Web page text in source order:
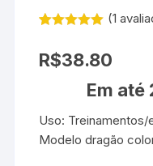
como
de 5, com
avaliação de
(1
R$38.80
Em até
Uso: Treinamentos/
Modelo dragão